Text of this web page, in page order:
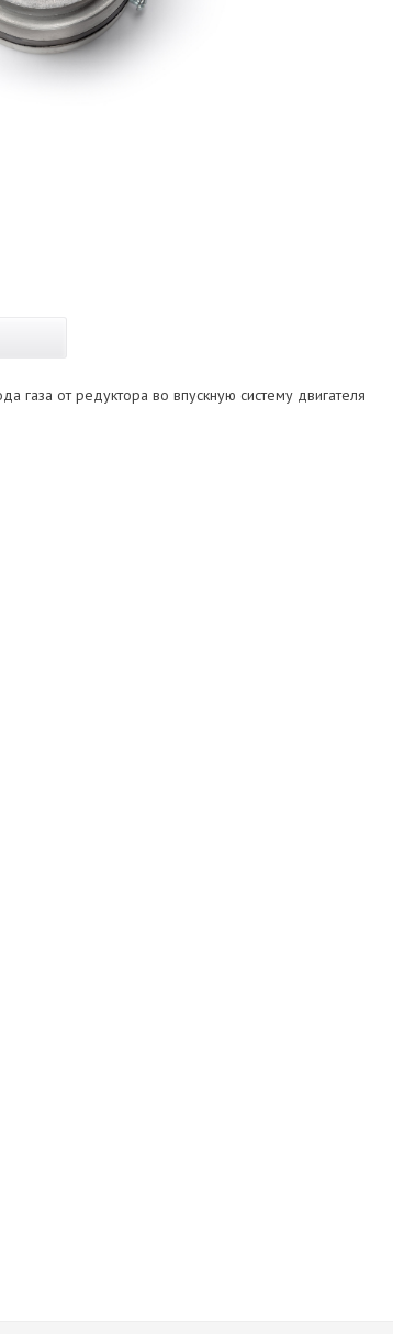
газа от редуктора во впускную систему двигателя